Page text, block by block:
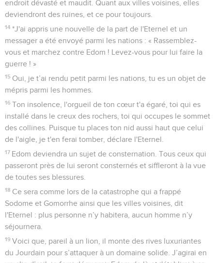
Cela arrivera parce que vous avez bondi comme une génisse
qui écrase le blé et que vous avez henni comme des
chevaux fougueux.
12 Votre mère est profondément honteuse, celle qui vous a
mis au monde est humiliée : la voici devenue la dernière des
nations, un désert, une terre sèche et aride.
A cause de l’indignation de l'Eternel, elle ne sera plus
habitée, elle ne sera plus qu’un désert. Tous ceux qui
passeront près de Babylone seront consternés et siffleront à
la vue de toutes ses blessures.
14 Rangez-vous en ordre de bataille autour de Babylone,
vous tous qui maniez l’arc ! Tirez contre elle, n'épargnez pas
les flèches, car elle a péché contre l'Eternel.
15 Poussez de tous côtés un cri de guerre contre elle ! Elle se
rend. Ses fondations s'écroulent, ses murs sont démolis, car
telle est la vengeance de l'Eternel. Vengez-vous d’elle !
Traitez-la comme elle a traité les autres !
16 Exterminez de Babylone celui qui sème et celui qui manie
la faucille à l’époque de la moisson ! Devant l'épée
destructrice, *que chacun se tourne vers son peuple, que
chacun se réfugie dans son pays !